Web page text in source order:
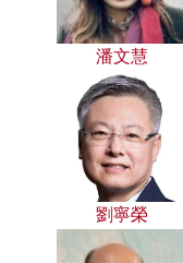
潘文慧
劉寧榮